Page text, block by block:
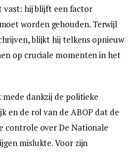
vast: hij blijft een factor
worden gehouden. Terwijl
blijkt hij telkens opnieuw
op cruciale momenten in het
dankzij de politieke
en de rol van de ABOP dat de
controle over De Nationale
mislukte. Voor zijn